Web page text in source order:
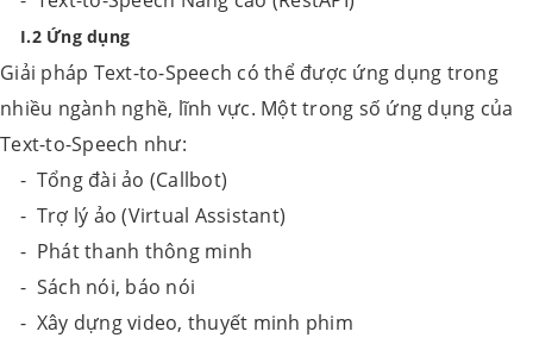
I.2 Ứng dụng
Giải pháp Text-to-Speech có thể được ứng dụng trong
nhiều ngành nghề, lĩnh vực. Một trong số ứng dụng của
Text-to-Speech như:
- Tổng đài ảo (Callbot)
- Trợ lý ảo (Virtual Assistant)
- Phát thanh thông minh
- Sách nói, báo nói
- Xây dựng video, thuyết minh phim